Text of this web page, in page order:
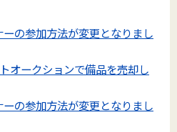
の参加方法が変更となりまし
オークションで備品を売却し
の参加方法が変更となりまし